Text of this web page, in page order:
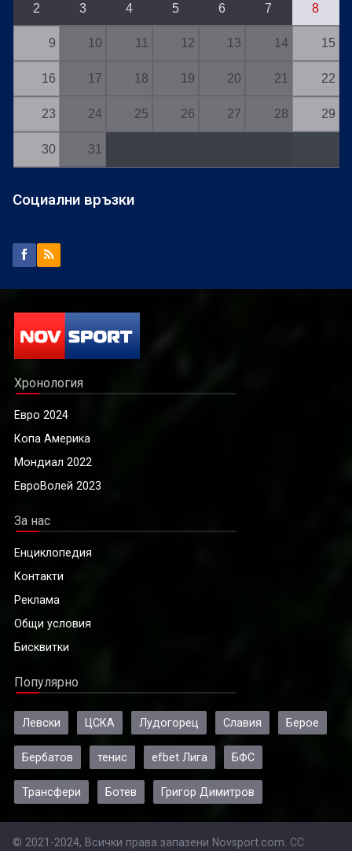
2 3 4 5 6 7 8
9 10 11 12 13 14 15
16 17 18 19 20 21 22
23 24 25 26 27 28 29
30 31
Социални връзки
Хронология
Евро 2024
Копа Америка
Мондиал 2022
ЕвроВолей 2023
За нас
Енциклопедия
Контакти
Реклама
Общи условия
Бисквитки
Популярно
Левски ЦСКА Лудогорец Славия Берое
Бербатов тенис efbet Лига БФС
Трансфери Ботев Григор Димитров
© 2021-2024, Всички права запазени Novsport.com. CC